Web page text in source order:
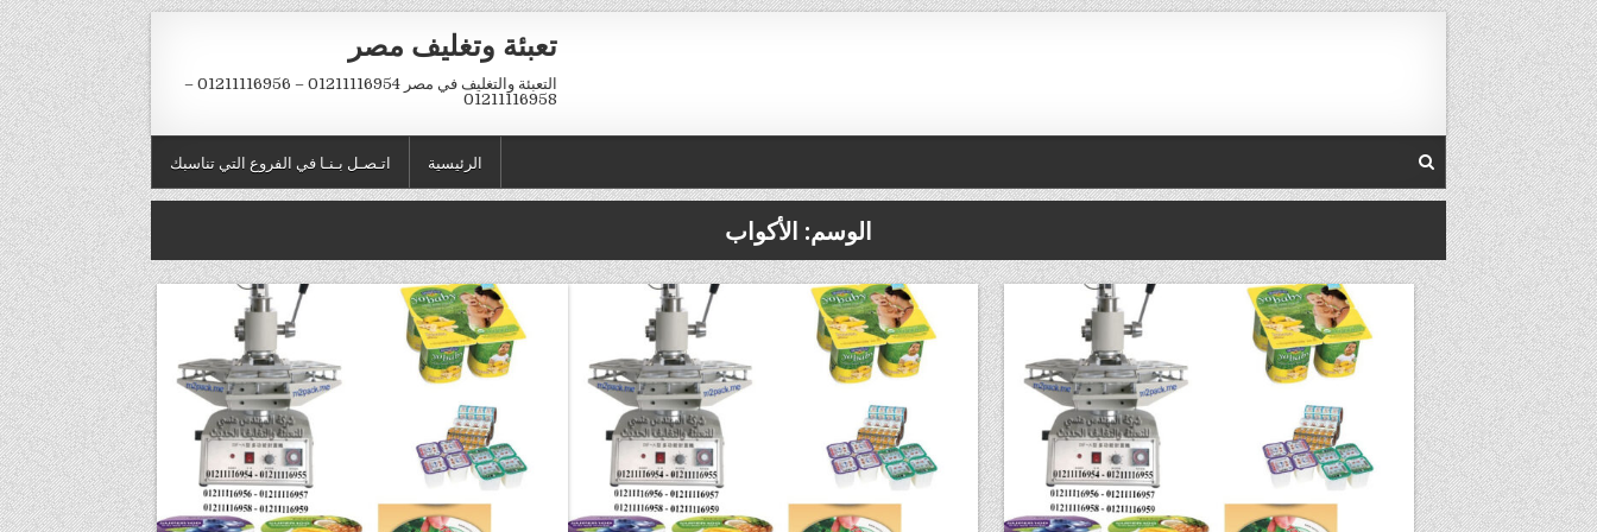
Skip
to
content
تعبئة وتغليف مصر
التعبئة والتغليف في مصر 01211116954 – 01211116956 –
01211116958
اتـصـل بـنـا في الفروع التي تناسبك الرئيسية
الوسم: الأكواب